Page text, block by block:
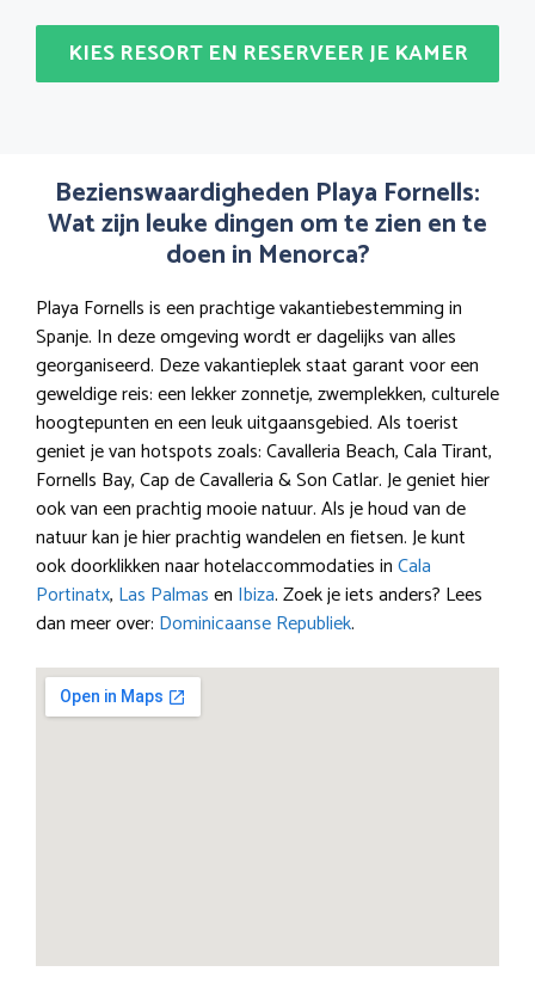
KIES RESORT EN RESERVEER JE KAMER
Bezienswaardigheden Playa Fornells:
Wat zijn leuke dingen om te zien en te
doen in Menorca?
Playa Fornells is een prachtige vakantiebestemming in
Spanje. In deze omgeving wordt er dagelijks van alles
georganiseerd. Deze vakantieplek staat garant voor een
geweldige reis: een lekker zonnetje, zwemplekken, culturele
hoogtepunten en een leuk uitgaansgebied. Als toerist
geniet je van hotspots zoals: Cavalleria Beach, Cala Tirant,
Fornells Bay, Cap de Cavalleria & Son Catlar. Je geniet hier
ook van een prachtig mooie natuur. Als je houd van de
natuur kan je hier prachtig wandelen en fietsen. Je kunt
ook doorklikken naar hotelaccommodaties inCala
Portinatx, Las Palmasen Ibiza. Zoek je iets anders? Lees
dan meer over: Dominicaanse Republiek.